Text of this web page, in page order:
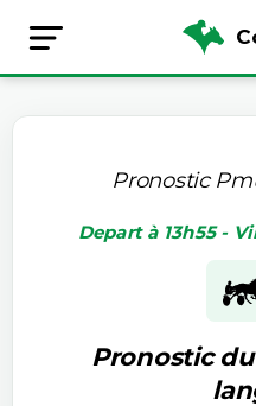
Pronostic
Depart à 13h55 -
Pronostic